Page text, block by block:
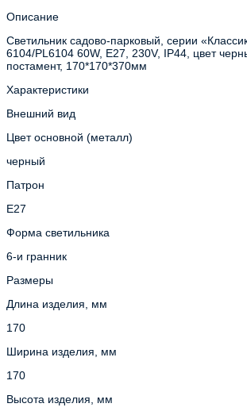
Описание
Светильник садово-парковый, серии
6104/PL6104 60W, E27, 230V, IP44, цвет
постамент, 170*170*370мм
Характеристики
Внешний вид
Цвет основной (металл)
черный
Патрон
E27
Форма светильника
6-и гранник
Размеры
Длина изделия, мм
170
Ширина изделия, мм
170
Высота изделия, мм